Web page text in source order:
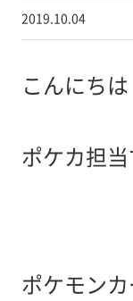
2019.10.04
こんにちは
ポケカ担当
ポケモン